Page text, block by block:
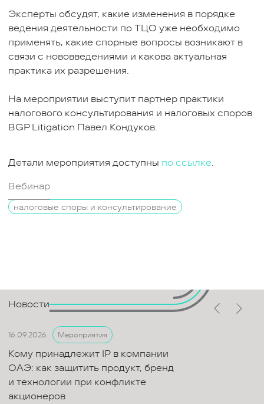
Эксперты обсудят, какие изменения в порядке
ведения деятельности по ТЦО уже необходимо
применять, какие спорные вопросы возникают в
связи с нововведениями и какова актуальная
практика их разрешения.
На мероприятии выступит партнер практики
налогового консультирования и налоговых споров
BGP Litigation Павел Кондуков.
Детали мероприятия доступны по ссылке.
Вебинар
налоговые споры и консультирование
Новости
16.09.2026 Мероприятия
Кому принадлежит IP в компании
ОАЭ: как защитить продукт, бренд
и технологии при конфликте
акционеров